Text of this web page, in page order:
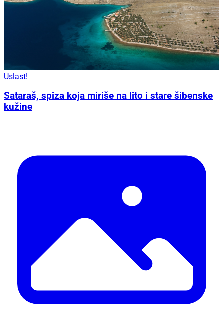
Uslast!
Sataraš, spiza koja miriše na lito i stare šibenske
kužine